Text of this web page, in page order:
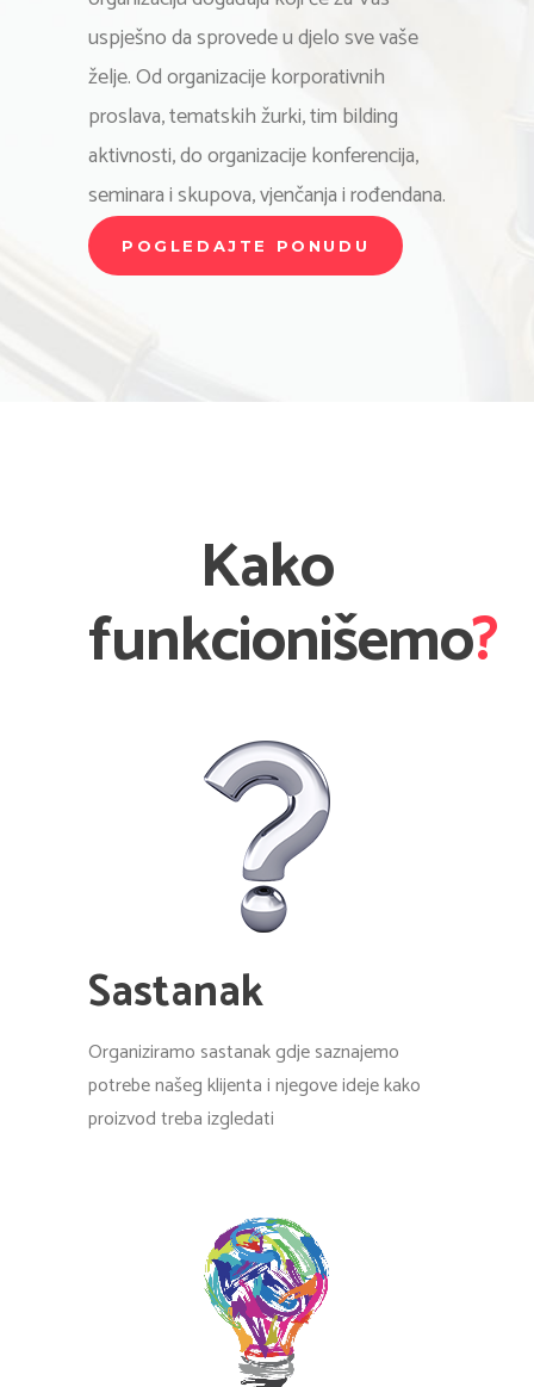
uspješno da sprovede u djelo sve vaše
želje. Od organizacije korporativnih
proslava, tematskih žurki, tim bilding
aktivnosti, do organizacije konferencija,
seminara i skupova, vjenčanja i rođendana.
POGLEDAJTE PONUDU
Kako
funkcionišemo?
Sastanak
Organiziramo sastanak gdje saznajemo
potrebe našeg klijenta i njegove ideje kako
proizvod treba izgledati